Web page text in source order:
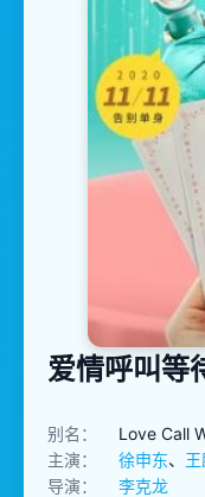
爱情呼叫等
别名：
Love Call
主演：
徐申东、
导演：
李克龙